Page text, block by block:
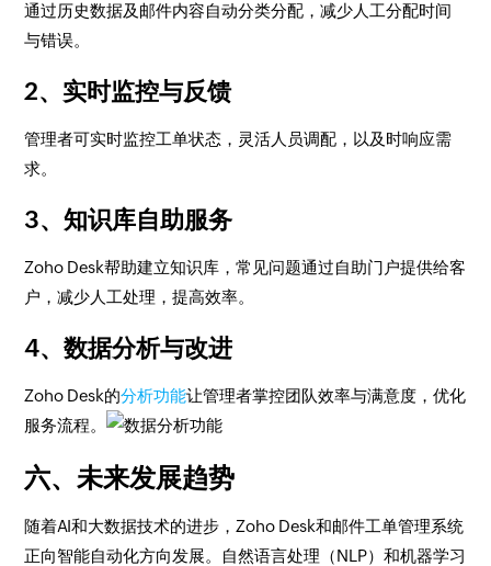
通过历史数据及邮件内容自动分类分配，减少人工分配时间
与错误。
2、实时监控与反馈
管理者可实时监控工单状态，灵活人员调配，以及时响应需
求。
3、知识库自助服务
Zoho Desk帮助建立知识库，常见问题通过自助门户提供给客
户，减少人工处理，提高效率。
4、数据分析与改进
Zoho Desk的分析功能让管理者掌控团队效率与满意度，优化
服务流程。
六、未来发展趋势
随着AI和大数据技术的进步，Zoho Desk和邮件工单管理系统
正向智能自动化方向发展。自然语言处理（NLP）和机器学习